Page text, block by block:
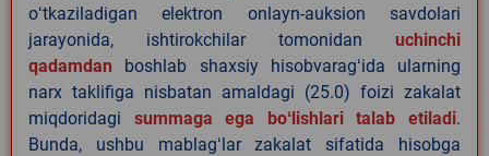
oʻtkaziladigan elektron onlayn-auksion savdolari
jarayonida, ishtirokchilar tomonidan uchinchi
qadamdan boshlab shaxsiy hisobvaragʻida ularning
narx taklifiga nisbatan amaldagi (25.0) foizi zakalat
miqdoridagi summaga ega boʻlishlari talab etiladi.
Bunda, ushbu mablagʻlar zakalat sifatida hisobga